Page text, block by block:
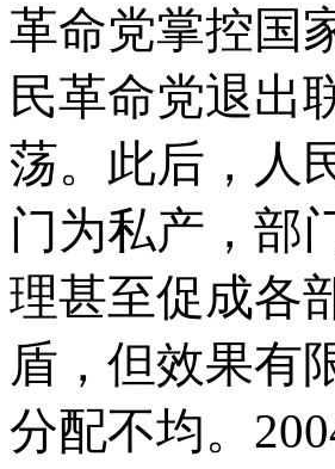
革命党掌控国
民革命党退出
荡。此后，人
门为私产，部
理甚至促成各
盾，但效果有
分配不均。